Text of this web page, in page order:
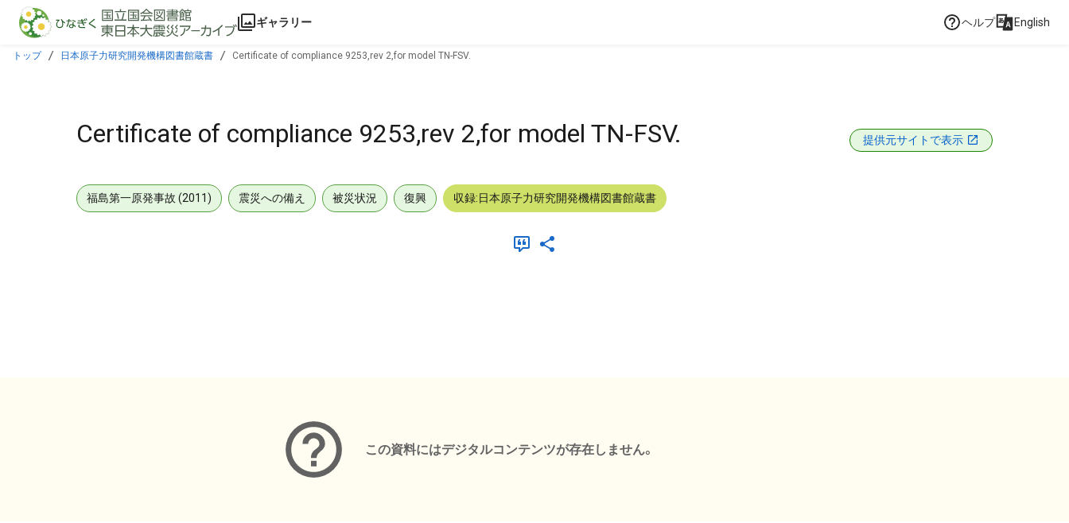
本文に飛ぶ
ギャラリー ヘルプ English
トップ 日本原子力研究開発機構図書館蔵書 Certificate of compliance 9253,rev 2,for model TN-FSV.
Certificate of compliance 9253,rev 2,for model TN-FSV. 提供元サイトで表示
福島第一原発事故 (2011) 震災への備え 被災状況 復興 収録:日本原子力研究開発機構図書館蔵書
この資料にはデジタルコンテンツが存在しません。